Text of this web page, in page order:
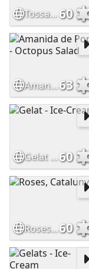
Tossal de la Sisquella, Catalunya60
Amanida de Pop - Octopus Salad63
Gelat - Ice-Cream60
Roses, Catalunya60